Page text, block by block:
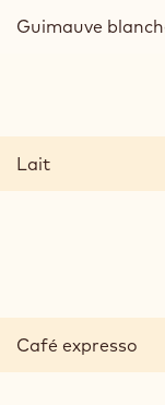
Guimauve
Lait
Café expresso